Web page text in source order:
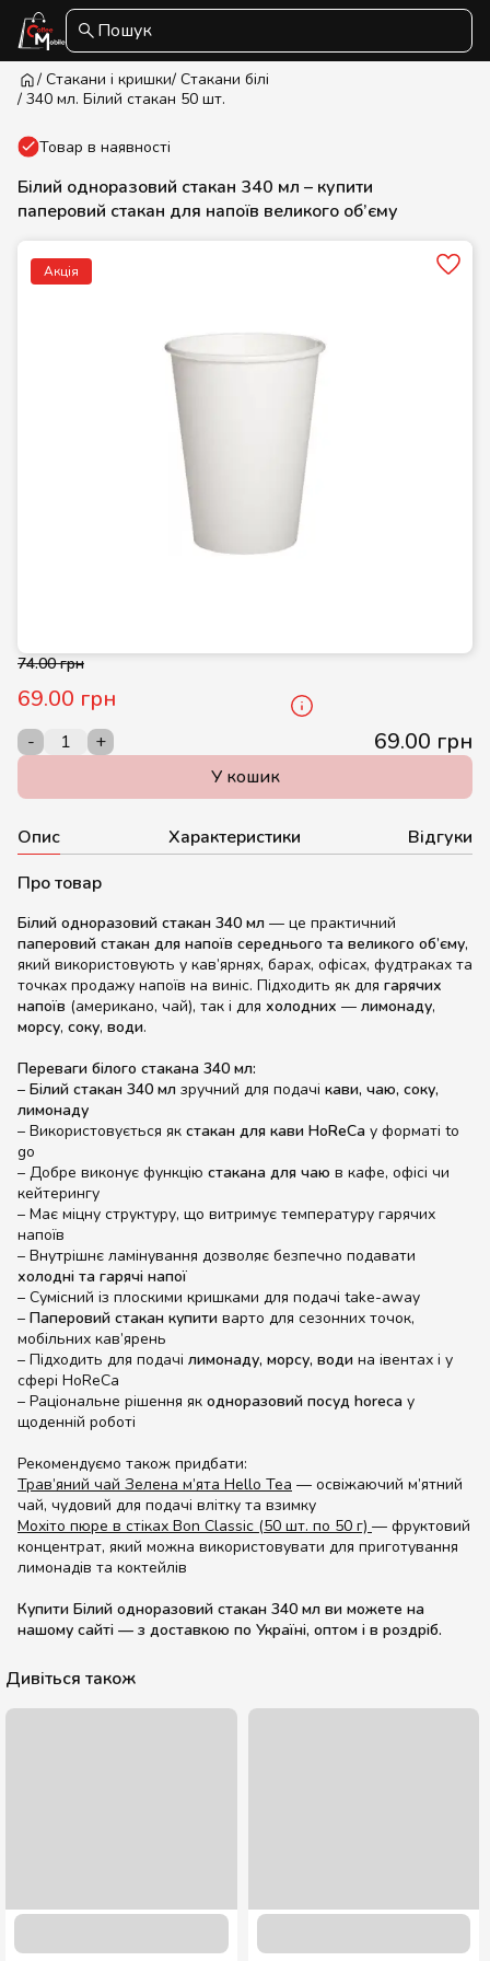
Пошук
/ Стакани і кришки/ Стакани білі
/ 340 мл. Білий стакан 50 шт.
Товар в наявності
Білий одноразовий стакан 340 мл – купити
паперовий стакан для напоїв великого об’єму
Акція
74.00 грн
69.00 грн
- + 69.00 грн
У кошик
Опис Характеристики
Відгуки
Про товар
Білий одноразовий стакан 340 мл — це практичний
паперовий стакан для напоїв середнього та великого об’єму,
який використовують у кав’ярнях, барах, офісах, фудтраках та
точках продажу напоїв на виніс. Підходить як для гарячих
напоїв (американо, чай), так і для холодних — лимонаду,
морсу, соку, води.
Переваги білого стакана 340 мл:
– Білий стакан 340 мл зручний для подачі кави, чаю, соку,
лимонаду
– Використовується як стакан для кави HoReCa у форматі to
go
– Добре виконує функцію стакана для чаю в кафе, офісі чи
кейтерингу
– Має міцну структуру, що витримує температуру гарячих
напоїв
– Внутрішнє ламінування дозволяє безпечно подавати
холодні та гарячі напої
– Сумісний із плоскими кришками для подачі take-away
– Паперовий стакан купити варто для сезонних точок,
мобільних кав’ярень
– Підходить для подачі лимонаду, морсу, води на івентах і у
сфері HoReCa
– Раціональне рішення як одноразовий посуд horeca у
щоденній роботі
Рекомендуємо також придбати:
Трав’яний чай Зелена м’ята Hello Tea — освіжаючий м’ятний
чай, чудовий для подачі влітку та взимку
Мохіто пюре в стіках Bon Classic (50 шт. по 50 г) — фруктовий
концентрат, який можна використовувати для приготування
лимонадів та коктейлів
Купити Білий одноразовий стакан 340 мл ви можете на
нашому сайті — з доставкою по Україні, оптом і в роздріб.
Дивіться також